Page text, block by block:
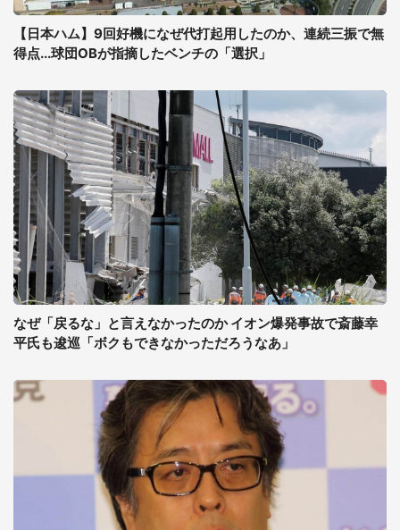
【日本ハム】9回好機になぜ代打起用したのか、連続三振で無
得点...球団OBが指摘したベンチの「選択」
なぜ「戻るな」と言えなかったのか イオン爆発事故で斎藤幸
平氏も逡巡「ボクもできなかっただろうなあ」